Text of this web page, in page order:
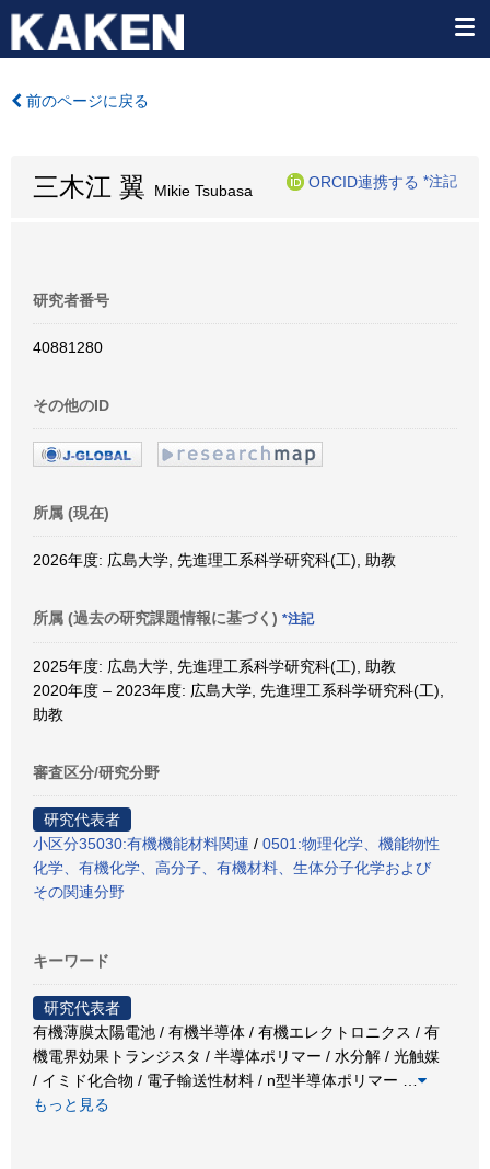
前のページに戻る
三木江 翼 Mikie Tsubasa
ORCID連携する *注記
研究者番号
40881280
その他のID
所属 (現在)
2026年度: 広島大学, 先進理工系科学研究科(工), 助教
所属 (過去の研究課題情報に基づく) *注記
2025年度: 広島大学, 先進理工系科学研究科(工), 助教
2020年度 – 2023年度: 広島大学, 先進理工系科学研究科(工),
助教
審査区分/研究分野
研究代表者
小区分35030:有機機能材料関連 / 0501:物理化学、機能物性
化学、有機化学、高分子、有機材料、生体分子化学および
その関連分野
キーワード
研究代表者
有機薄膜太陽電池 / 有機半導体 / 有機エレクトロニクス / 有
機電界効果トランジスタ / 半導体ポリマー / 水分解 / 光触媒
/ イミド化合物 / 電子輸送性材料 / n型半導体ポリマー
もっと見る